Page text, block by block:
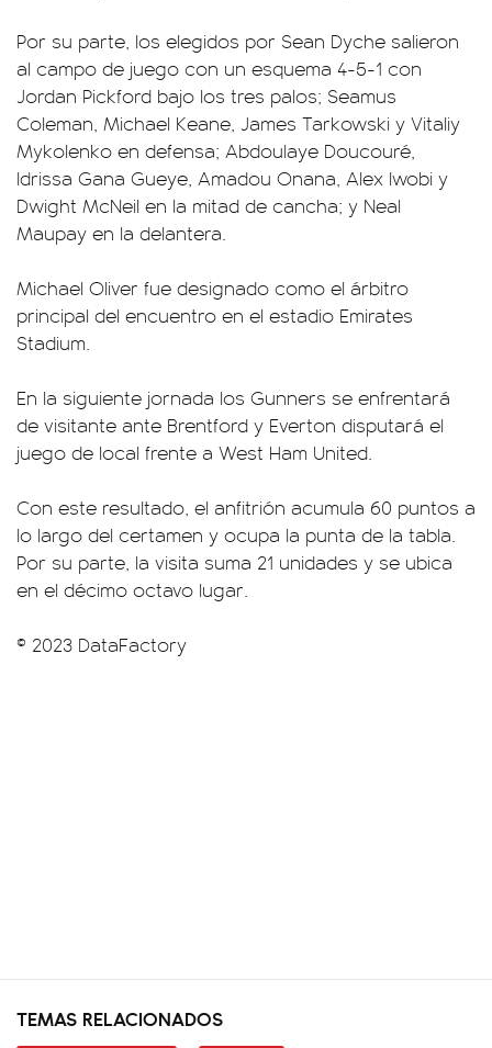
Por su parte, los elegidos por Sean Dyche salieron
al campo de juego con un esquema 4-5-1 con
Jordan Pickford bajo los tres palos; Seamus
Coleman, Michael Keane, James Tarkowski y Vitaliy
Mykolenko en defensa; Abdoulaye Doucouré,
Idrissa Gana Gueye, Amadou Onana, Alex Iwobi y
Dwight McNeil en la mitad de cancha; y Neal
Maupay en la delantera.
Michael Oliver fue designado como el árbitro
principal del encuentro en el estadio Emirates
Stadium.
En la siguiente jornada los Gunners se enfrentará
de visitante ante Brentford y Everton disputará el
juego de local frente a West Ham United.
Con este resultado, el anfitrión acumula 60 puntos a
lo largo del certamen y ocupa la punta de la tabla.
Por su parte, la visita suma 21 unidades y se ubica
en el décimo octavo lugar.
© 2023 DataFactory
TEMAS RELACIONADOS